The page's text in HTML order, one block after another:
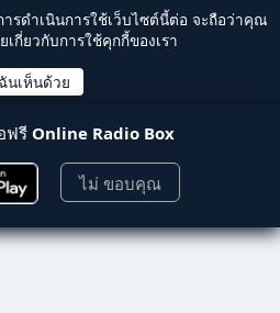
ารดำเนินการใช้เว็บไซต์นี้ต่อ จะถือว่าคุณ
กี่ยวกับการใช้คุกกี้ของเรา
ฟรี Online Radio Box
ไม่ ขอบคุณ